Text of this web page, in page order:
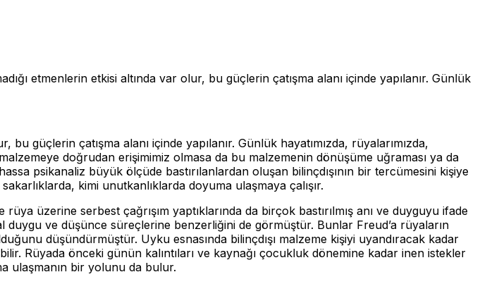
etmenlerin etkisi altında var olur, bu güçlerin çatışma alanı içinde yapılanır. Günlük
güçlerin çatışma alanı içinde yapılanır. Günlük hayatımızda, rüyalarımızda,
doğrudan erişimimiz olmasa da bu malzemenin dönüşüme uğraması ya da
psikanaliz büyük ölçüde bastırılanlardan oluşan bilinçdışının bir tercümesini kişiye
kimi unutkanlıklarda doyuma ulaşmaya çalışır.
rüya üzerine serbest çağrışım yaptıklarında da birçok bastırılmış anı ve duyguyu ifade
ve düşünce süreçlerine benzerliğini de görmüştür. Bunlar Freud’a rüyaların
düşündürmüştür. Uyku esnasında bilinçdışı malzeme kişiyi uyandıracak kadar
Rüyada önceki günün kalıntıları ve kaynağı çocukluk dönemine kadar inen istekler
ulaşmanın bir yolunu da bulur.